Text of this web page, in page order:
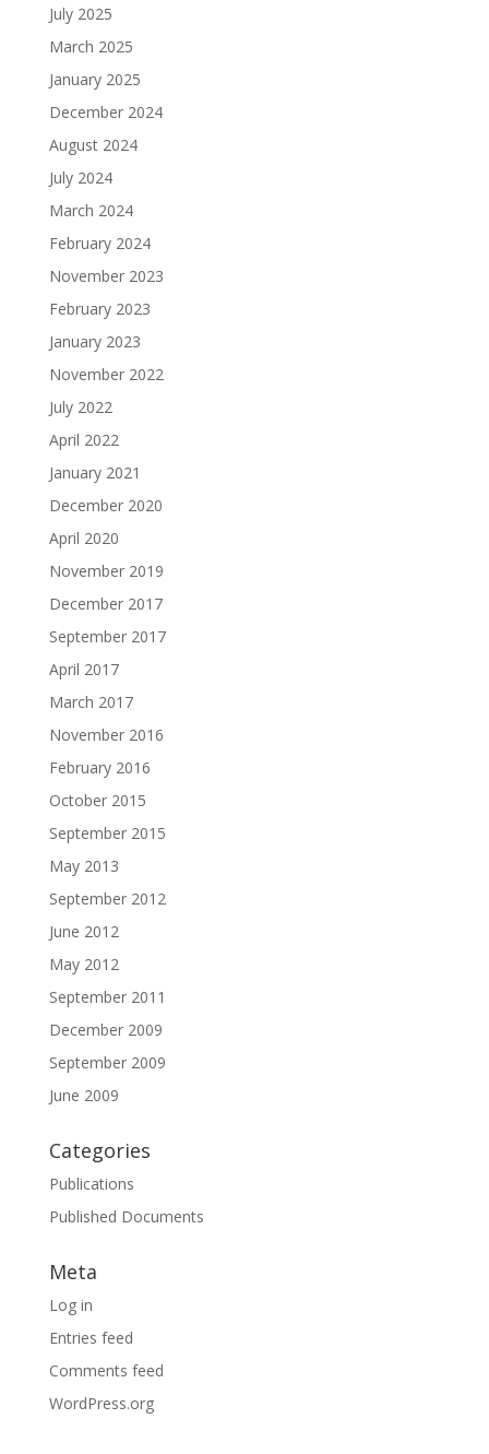
July 2025
March 2025
January 2025
December 2024
August 2024
July 2024
March 2024
February 2024
November 2023
February 2023
January 2023
November 2022
July 2022
April 2022
January 2021
December 2020
April 2020
November 2019
December 2017
September 2017
April 2017
March 2017
November 2016
February 2016
October 2015
September 2015
May 2013
September 2012
June 2012
May 2012
September 2011
December 2009
September 2009
June 2009
Categories
Publications
Published Documents
Meta
Log in
Entries feed
Comments feed
WordPress.org